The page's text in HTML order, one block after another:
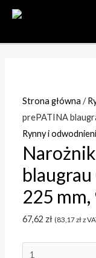
Skip
Strona główna /
prePATINA
Rynny i
225 mm,
67,62 zł (83,17złz
ilość